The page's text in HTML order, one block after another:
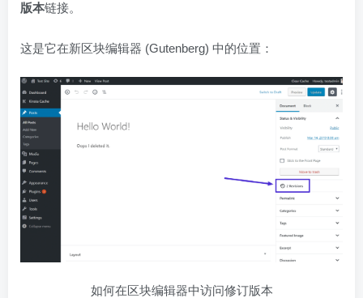
版本链接。
这是它在新区块编辑器 (Gutenberg) 中的位置：
如何在区块编辑器中访问修订版本